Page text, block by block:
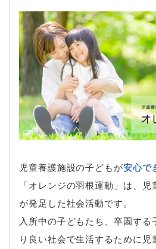
児童養護施設の子どもが安心で
「オレンジの羽根運動」は、
が発足した社会活動です。
入所中の子どもたち、卒園する
り良い社会で生活するために